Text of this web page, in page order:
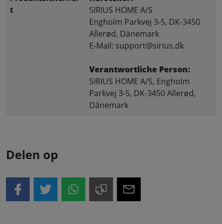
t
SIRIUS HOME A/S
Engholm Parkvej 3-5, DK-3450
Allerød, Dänemark
E-Mail: support@sirius.dk
Verantwortliche Person:
SIRIUS HOME A/S, Engholm
Parkvej 3-5, DK-3450 Allerød,
Dänemark
Delen op